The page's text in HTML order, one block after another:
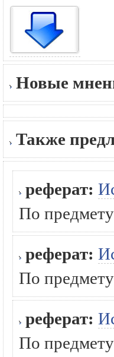
Новые
Также
реферат:
По
реферат:
По
реферат:
По